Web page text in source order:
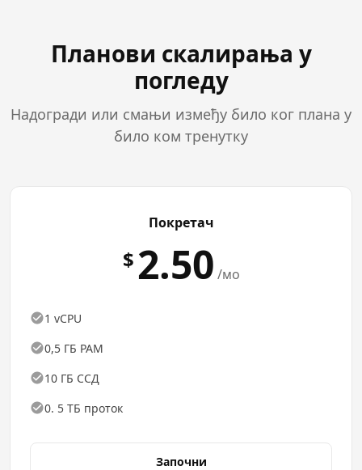
Планови скалирања у
погледу
Надогради или смањи између било ког плана у
било ком тренутку
Покретач
$ 2.50 /мо
1 vCPU
0,5 ГБ РАМ
10 ГБ ССД
0. 5 ТБ проток
Започни